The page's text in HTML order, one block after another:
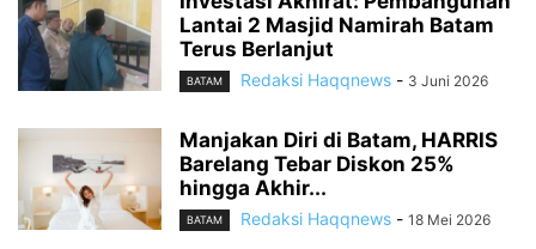
Lantai 2 Masjid Namirah Batam
Terus Berlanjut
BATAM Redaksi Haqqnews - 3 Juni 2026
Manjakan Diri di Batam, HARRIS
Barelang Tebar Diskon 25%
hingga Akhir...
BATAM Redaksi Haqqnews - 18 Mei 2026